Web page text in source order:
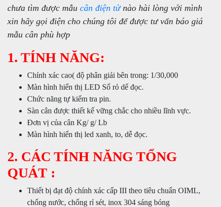
chưa tìm được mẫu cân điện tửnào hài lòng với mình
xin hãy gọi điện cho chúng tôi để được tư vấn báo giá
mẫu cân phù hợp
1. TÍNH NĂNG:
Chính xác cao( độ phân giải bên trong: 1/30,000
Màn hình hiển thị LED Số rỏ dể đọc.
Chức năng tự kiểm tra pin.
Sàn cân được thiết kế vững chắc cho nhiều lĩnh vực.
Đơn vị của cân Kg/ g/ Lb
Màn hình hiển thị led xanh, to, dễ đọc.
2. CÁC TÍNH NĂNG TỔNG
QUÁT :
Thiết bị đạt độ chính xác cấp III theo tiêu chuẩn OIML,
chống nước, chống rỉ sét, inox 304 sáng bóng